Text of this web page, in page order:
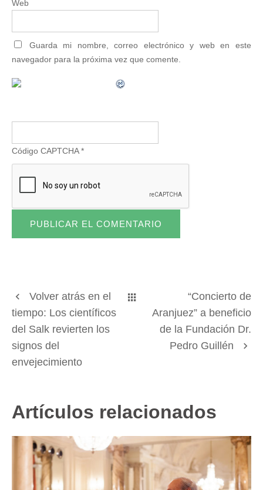
Web
Guarda mi nombre, correo electrónico y web en este
navegador para la próxima vez que comente.
Código CAPTCHA*
Volver atrás en el
tiempo: Los científicos
del Salk revierten los
signos del
envejecimiento
“Concierto de
Aranjuez” a beneficio
de la Fundación Dr.
Pedro Guillén
Artículos relacionados